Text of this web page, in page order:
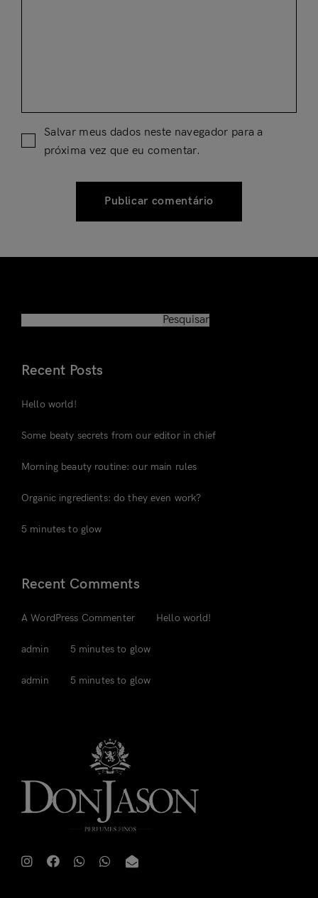
Salvar meus dados neste navegador para a
próxima vez que eu comentar.
Pesquisar
Recent Posts
Hello world!
Some beaty secrets from our editor in chief
Morning beauty routine: our main rules
Organic ingredients: do they even work?
5 minutes to glow
Recent Comments
A WordPress Commenterem Hello world!
admin 5 minutes to glow
admin 5 minutes to glow